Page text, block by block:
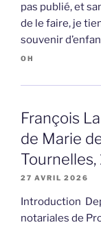
pas publié, et
de le faire, je
souvenir
OH
François
de Marie
Tournelles,
27 AVRIL 2026
Introduction
notariales de